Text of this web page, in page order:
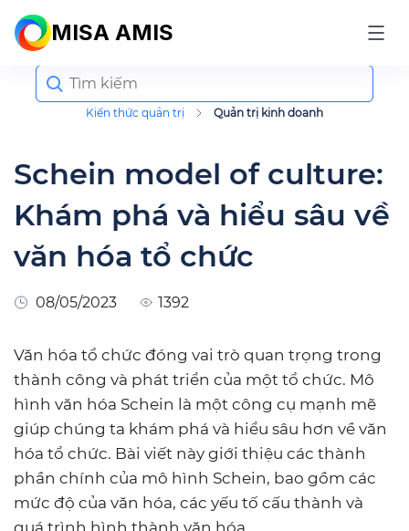
MISA AMIS
Kiến thức quản trị Quản trị kinh doanh
Search
for:
Schein model of culture:
Khám phá và hiểu sâu về
văn hóa tổ chức
08/05/2023 1392
Văn hóa tổ chức đóng vai trò quan trọng trong
thành công và phát triển của một tổ chức. Mô
hình văn hóa Schein là một công cụ mạnh mẽ
giúp chúng ta khám phá và hiểu sâu hơn về văn
hóa tổ chức. Bài viết này giới thiệu các thành
phần chính của mô hình Schein, bao gồm các
mức độ của văn hóa, các yếu tố cấu thành và
quá trình hình thành văn hóa.